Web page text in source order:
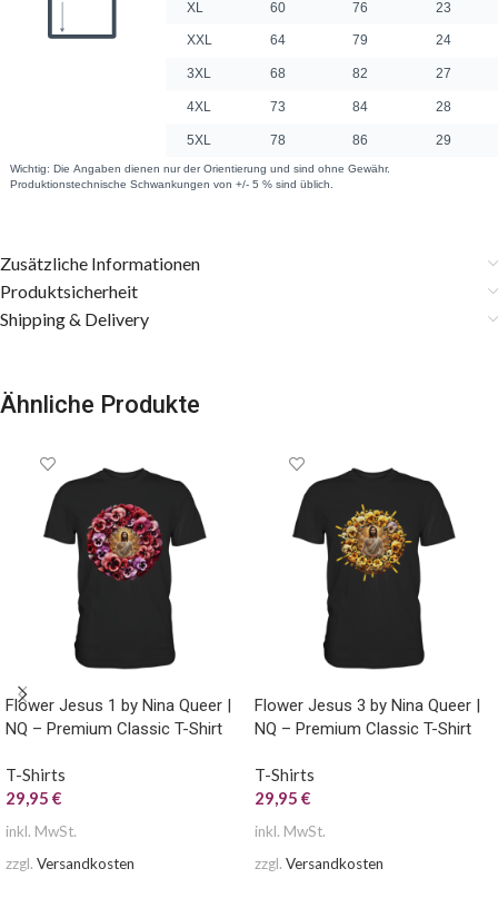
Zusätzliche Informationen
Produktsicherheit
Shipping & Delivery
Ähnliche Produkte
Flower Jesus 1 by Nina Queer |
NQ – Premium Classic T-Shirt
T-Shirts
29,95 €
inkl. MwSt.
zzgl. Versandkosten
Flower Jesus 3 by Nina Queer |
NQ – Premium Classic T-Shirt
T-Shirts
29,95 €
inkl. MwSt.
zzgl. Versandkosten